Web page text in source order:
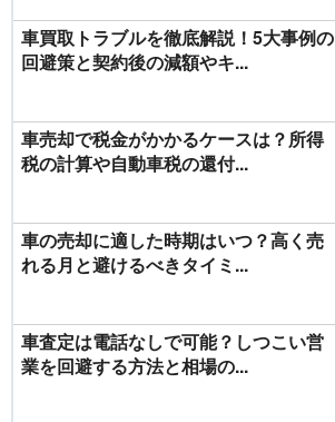
車買取トラブルを徹底解説！5大事例の
回避策と契約後の減額やキ...
車売却で税金がかかるケースは？所得
税の計算や自動車税の還付...
車の売却に適した時期はいつ？高く売
れる月と避けるべきタイミ...
車査定は電話なしで可能？しつこい営
業を回避する方法と相場の...